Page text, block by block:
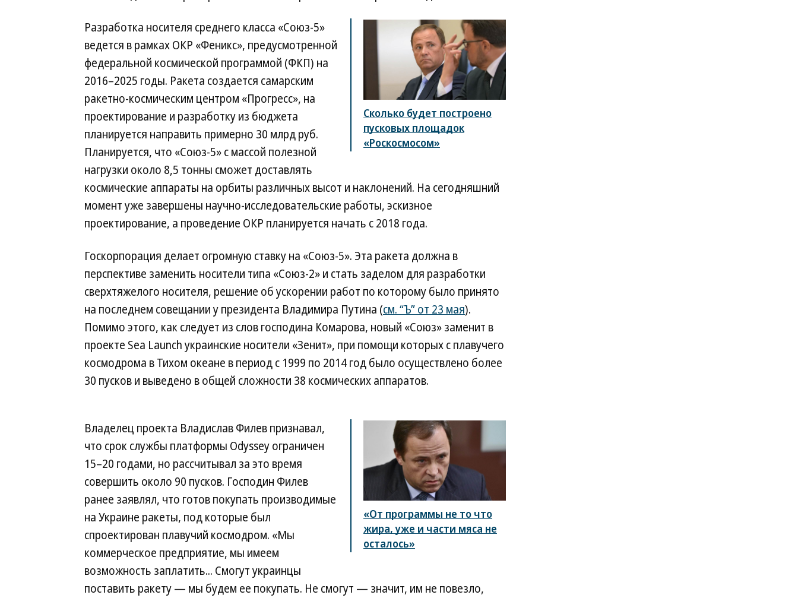
Сколько будет построено
пусковых площадок
«Роскосмосом»
Разработка носителя среднего класса «Союз-5»
ведется в рамках ОКР «Феникс», предусмотренной
федеральной космической программой (ФКП) на
2016–2025 годы. Ракета создается самарским
ракетно-космическим центром «Прогресс», на
проектирование и разработку из бюджета
планируется направить примерно 30 млрд руб.
Планируется, что «Союз-5» с массой полезной
нагрузки около 8,5 тонны сможет доставлять
космические аппараты на орбиты различных высот и наклонений. На сегодняшний
момент уже завершены научно-исследовательские работы, эскизное
проектирование, а проведение ОКР планируется начать с 2018 года.
Госкорпорация делает огромную ставку на «Союз-5». Эта ракета должна в
перспективе заменить носители типа «Союз-2» и стать заделом для разработки
сверхтяжелого носителя, решение об ускорении работ по которому было принято
на последнем совещании у президента Владимира Путина (см. “Ъ” от 23 мая).
Помимо этого, как следует из слов господина Комарова, новый «Союз» заменит в
проекте Sea Launch украинские носители «Зенит», при помощи которых с плавучего
космодрома в Тихом океане в период с 1999 по 2014 год было осуществлено более
30 пусков и выведено в общей сложности 38 космических аппаратов.
«От программы не то что
жира, уже и части мяса не
осталось»
Владелец проекта Владислав Филев признавал,
что срок службы платформы Odyssey ограничен
15–20 годами, но рассчитывал за это время
совершить около 90 пусков. Господин Филев
ранее заявлял, что готов покупать производимые
на Украине ракеты, под которые был
спроектирован плавучий космодром. «Мы
коммерческое предприятие, мы имеем
возможность заплатить... Смогут украинцы
поставить ракету — мы будем ее покупать. Не смогут — значит, им не повезло,